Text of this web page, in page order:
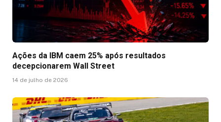
Ações da IBM caem 25% após resultados
decepcionarem Wall Street
14 de julho de 2026